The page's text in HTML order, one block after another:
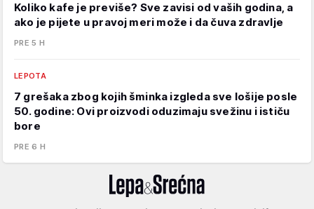
Koliko kafe je previše? Sve zavisi od vaših godina, a
ako je pijete u pravoj meri može i da čuva zdravlje
PRE 5 H
LEPOTA
7 grešaka zbog kojih šminka izgleda sve lošije posle
50. godine: Ovi proizvodi oduzimaju svežinu i ističu
bore
PRE 6 H